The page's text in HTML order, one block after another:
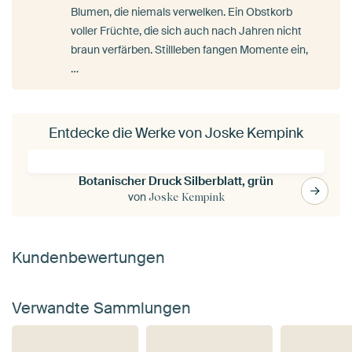
Blumen, die niemals verwelken. Ein Obstkorb
voller Früchte, die sich auch nach Jahren nicht
braun verfärben. Stillleben fangen Momente ein,
…
Entdecke die Werke von Joske Kempink
Botanischer Druck Silberblatt, grün
vonJoske Kempink
Kundenbewertungen
Verwandte Sammlungen